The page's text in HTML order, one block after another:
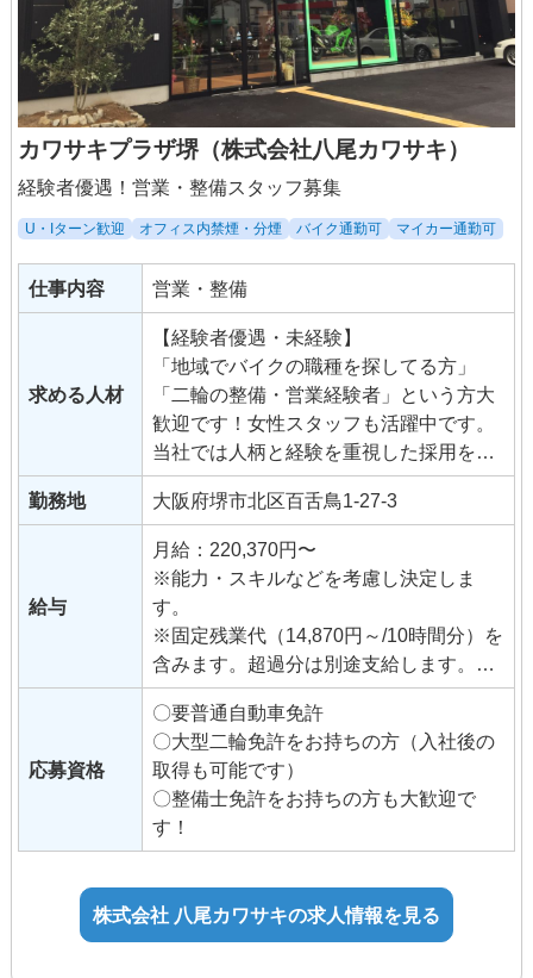
カワサキプラザ堺（株式会社八尾カワサキ）
経験者優遇！営業・整備スタッフ募集
U・Iターン歓迎 オフィス内禁煙・分煙 バイク通勤可 マイカー通勤可
仕事内容 営業・整備
求める人材
【経験者優遇・未経験】
「地域でバイクの職種を探してる方」
「二輪の整備・営業経験者」という方大
歓迎です！女性スタッフも活躍中です。
当社では人柄と経験を重視した採用を行
っていますので、「バイクが好き！」
「営業・整備の仕事をしてみたい！」と
いう意欲のある方をお待ちしておりま
す。
勤務地 大阪府堺市北区百舌鳥1-27-3
給与
月給：220,370円〜
※能力・スキルなどを考慮し決定しま
す。
※固定残業代（14,870円～/10時間分）を
含みます。超過分は別途支給します。
固定残業の金額と時間は昇格等に伴い
変更になることがあります。
◆交通費支給（月35,000円まで）
◆昇給（年2回）
◆管理者手当
例）整備士3級5,000円、2級10,000
円、1級15,000円
応募資格
〇要普通自動車免許
〇大型二輪免許をお持ちの方（入社後の
取得も可能です）
〇整備士免許をお持ちの方も大歓迎で
す！
株式会社 八尾カワサキの求人情報を見る